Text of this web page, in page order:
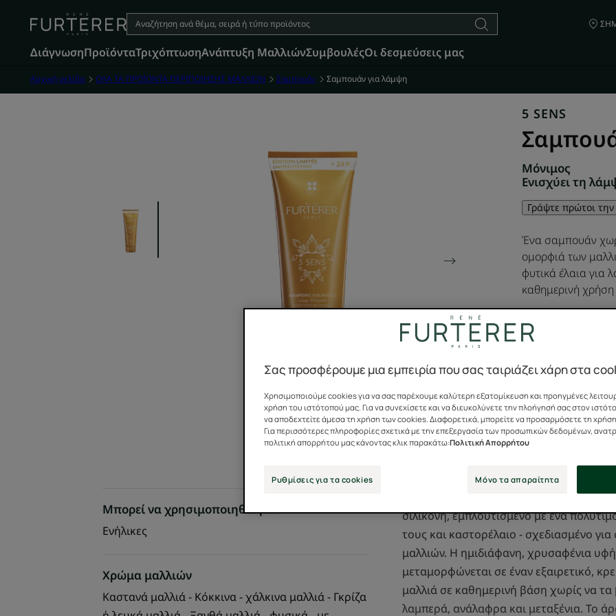
ΔιάγνωσηΠροϊόνταΤριχόπτωσηAνάπτυξη ΜαλλιώνΣυμβουλέςΟι δεσμεύσεις μας
Αρχική σελίδα ΟΛΑ ΤΑ ΠΡΟΪΟΝΤΑ ΠΕΡΙΠΟΙΗΣΗΣ ΜΑΛΛΙΩΝ Σαμπουάν Σαμπουάν για λάμψη
5 SENS
Μόνιμος
Ενισχύει τη
Γράψτε πρώτοι
Ένα σαμπουάν
ομορφιά των
φυτικά έλαια για
καθημερινή
Ένα σαγηνευτικό
100% φυσικά
Σωληνάριο 250ml
Μπορεί να χρησιμοποιηθεί για
Ενήλικες
Χρώμα μαλλιών
Καστανά μαλλιά - Κόκκινα - χάλκινα μαλλιά - Γκρίζα
Αυτό το εξαιρετικό σαμπουάν που
σιλικόνη, εμπλουτισμένο με ένα
τους και καστορέλαιο - σχεδιασμένο
μαλλιών. Η ημιδιάφανη, χρυσαφένια υφή
μεταμορφώνεται σε έναν εξαιρετικό,
μαλλιά σε καθημερινή βάση χωρίς να
λαμπερά, ανάλαφρα και μεταξένια. Το
Σας προσφέρουμε μια εμπειρία που σας ταιριάζει χάρη στα
Χρησιμοποιούμε cookies για να σας παρέχουμε καλύτερη εξατομίκευση και προηγμένες
χρήση του ιστότοπού μας. Για να συνεχίσετε και να διευκολύνετε την πλοήγησή σας στον
να αποδεχτείτε άμεσα τη χρήση των cookies. Διαφορετικά, μπορείτε να προσαρμόσετε τη
Για περισσότερες πληροφορίες σχετικά με την επεξεργασία των προσωπικών δεδομένων,
πολιτική απορρήτου μας κάνοντας κλικ παρακάτω:Πολιτική Απορρήτου
Ρυθμίσεις για τα cookies Μόνο τα απαραίτητα